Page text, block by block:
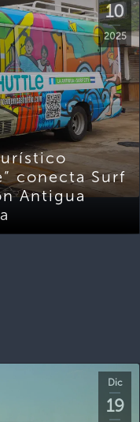
10
2025
conecta Surf
Antigua
Dic
19